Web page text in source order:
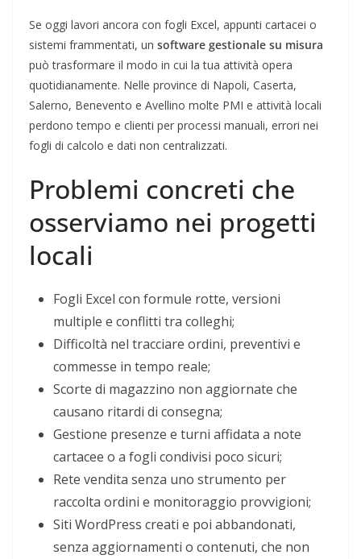
Se oggi lavori ancora con fogli Excel, appunti cartacei o
sistemi frammentati, un software gestionale su misura
può trasformare il modo in cui la tua attività opera
quotidianamente. Nelle province di Napoli, Caserta,
Salerno, Benevento e Avellino molte PMI e attività locali
perdono tempo e clienti per processi manuali, errori nei
fogli di calcolo e dati non centralizzati.
Problemi concreti che
osserviamo nei progetti
locali
Fogli Excel con formule rotte, versioni
multiple e conflitti tra colleghi;
Difficoltà nel tracciare ordini, preventivi e
commesse in tempo reale;
Scorte di magazzino non aggiornate che
causano ritardi di consegna;
Gestione presenze e turni affidata a note
cartacee o a fogli condivisi poco sicuri;
Rete vendita senza uno strumento per
raccolta ordini e monitoraggio provvigioni;
Siti WordPress creati e poi abbandonati,
senza aggiornamenti o contenuti, che non